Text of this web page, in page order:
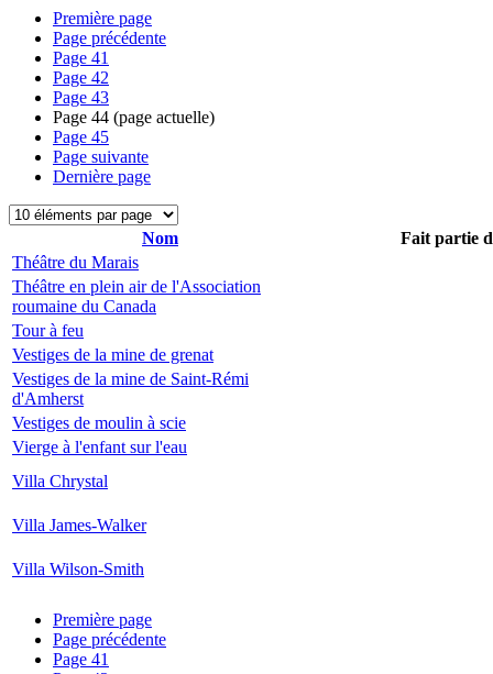
Première page
Page précédente
Page 41
Page 42
Page 43
Page 44 (page actuelle)
Page 45
Page suivante
Dernière page
Nom
Fait partie
Théâtre du Marais
Théâtre en plein air de l'Association
roumaine du Canada
Tour à feu
Vestiges de la mine de grenat
Vestiges de la mine de Saint-Rémi
d'Amherst
Vestiges de moulin à scie
Vierge à l'enfant sur l'eau
Villa Chrystal
Villa James-Walker
Villa Wilson-Smith
Première page
Page précédente
Page 41